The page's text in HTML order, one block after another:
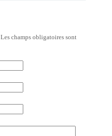
Les champs obligatoires sont